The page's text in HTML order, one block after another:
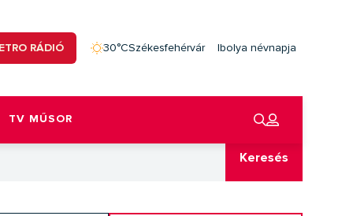
RÁDIÓ 30°CSzékesfehérvár Ibolya névnapja
TV MŰSOR
Keresés